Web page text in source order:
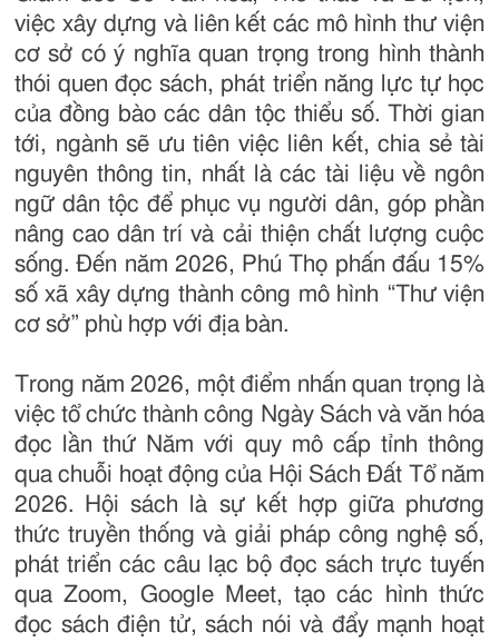
việc xây dựng và liên kết các mô hình thư viện
cơ sở có ý nghĩa quan trọng trong hình thành
thói quen đọc sách, phát triển năng lực tự học
của đồng bào các dân tộc thiểu số. Thời gian
tới, ngành sẽ ưu tiên việc liên kết, chia sẻ tài
nguyên thông tin, nhất là các tài liệu về ngôn
ngữ dân tộc để phục vụ người dân, góp phần
nâng cao dân trí và cải thiện chất lượng cuộc
sống. Đến năm 2026, Phú Thọ phấn đấu 15%
số xã xây dựng thành công mô hình “Thư viện
cơ sở” phù hợp với địa bàn.
Trong năm 2026, một điểm nhấn quan trọng là
việc tổ chức thành công Ngày Sách và văn hóa
đọc lần thứ Năm với quy mô cấp tỉnh thông
qua chuỗi hoạt động của Hội Sách Đất Tổ năm
2026. Hội sách là sự kết hợp giữa phương
thức truyền thống và giải pháp công nghệ số,
phát triển các câu lạc bộ đọc sách trực tuyến
qua Zoom, Google Meet, tạo các hình thức
đọc sách điện tử, sách nói và đẩy mạnh hoạt